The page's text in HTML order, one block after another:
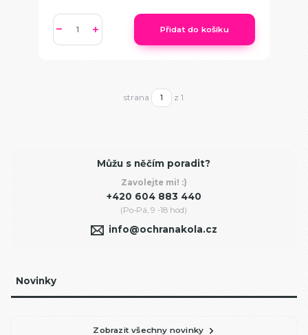
Přidat do košíku
strana z 1
Můžu s něčím poradit?
Zavolejte mi! :)
+420 604 883 440
(Po-Pá, 9 -18 hod)
info@ochranakola.cz
Novinky
Zobrazit všechny novinky